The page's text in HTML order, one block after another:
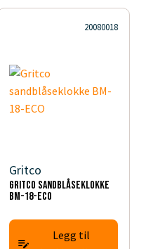
20080018
Gritco
Gritco sandblåseklokke
BM-18-ECO
Legg til